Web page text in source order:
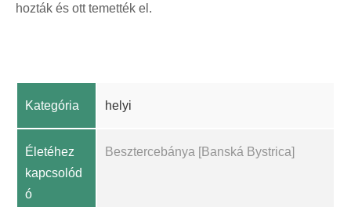
hozták és ott temették el.
Kategória helyi
Életéhez
kapcsolód
ó
Besztercebánya [Banská Bystrica]